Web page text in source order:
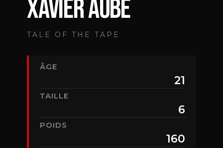
XAVIER AUBÉ
TALE OF THE TAPE
ÂGE
21
TAILLE
6
POIDS
160